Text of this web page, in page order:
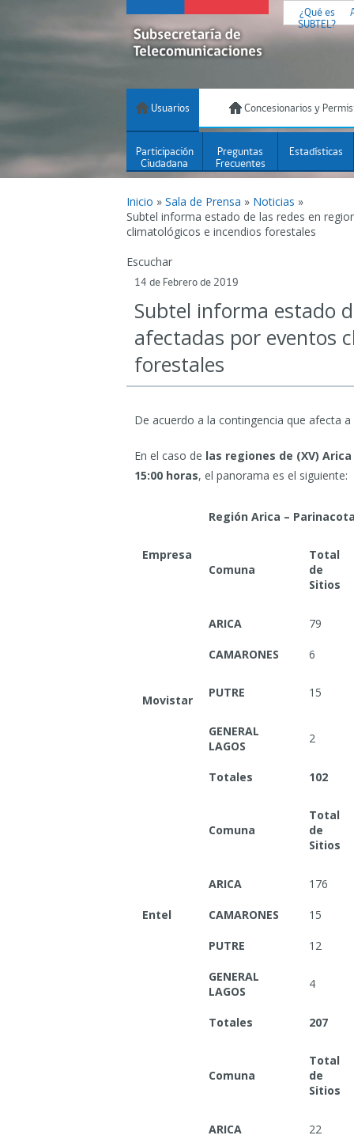
¿Qué es
SUBTEL?
Usuarios Concesionarios y
Participación
Ciudadana
Preguntas
Frecuentes
Estadísticas
Inicio » Sala de Prensa » Noticias »
Subtel informa estado de las redes en
climatológicos e incendios forestales
Escuchar
14 de Febrero de 2019
Subtel informa estado
afectadas por eventos
forestales
De acuerdo a la contingencia que afecta
En el caso de las regiones de (XV)
15:00 horas, el panorama es el siguiente:
Empresa
Región Arica –
Comuna
Total
de
Sitios
Movistar
ARICA 79
CAMARONES 6
PUTRE 15
GENERAL
LAGOS
2
Totales 102
Entel
Comuna
Total
de
Sitios
ARICA 176
CAMARONES 15
PUTRE 12
GENERAL
LAGOS
4
Totales 207
Comuna
Total
de
Sitios
ARICA 22